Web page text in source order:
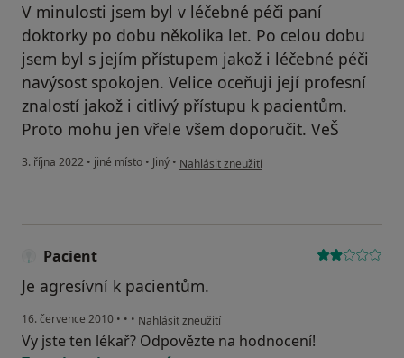
V minulosti jsem byl v léčebné péči paní
doktorky po dobu několika let. Po celou dobu
jsem byl s jejím přístupem jakož i léčebné péči
navýsost spokojen. Velice oceňuji její profesní
znalostí jakož i citlivý přístupu k pacientům.
Proto mohu jen vřele všem doporučit. VeŠ
3. října 2022 • jiné místo • Jiný • podle názoru uživatele Mgr. Václav Šípek
Nahlásit zneužití
Pacient
Je agresívní k pacientům.
16. července 2010 • • • podle názoru uživatele Pacient
Nahlásit zneužití
Vy jste ten lékař? Odpovězte na hodnocení!